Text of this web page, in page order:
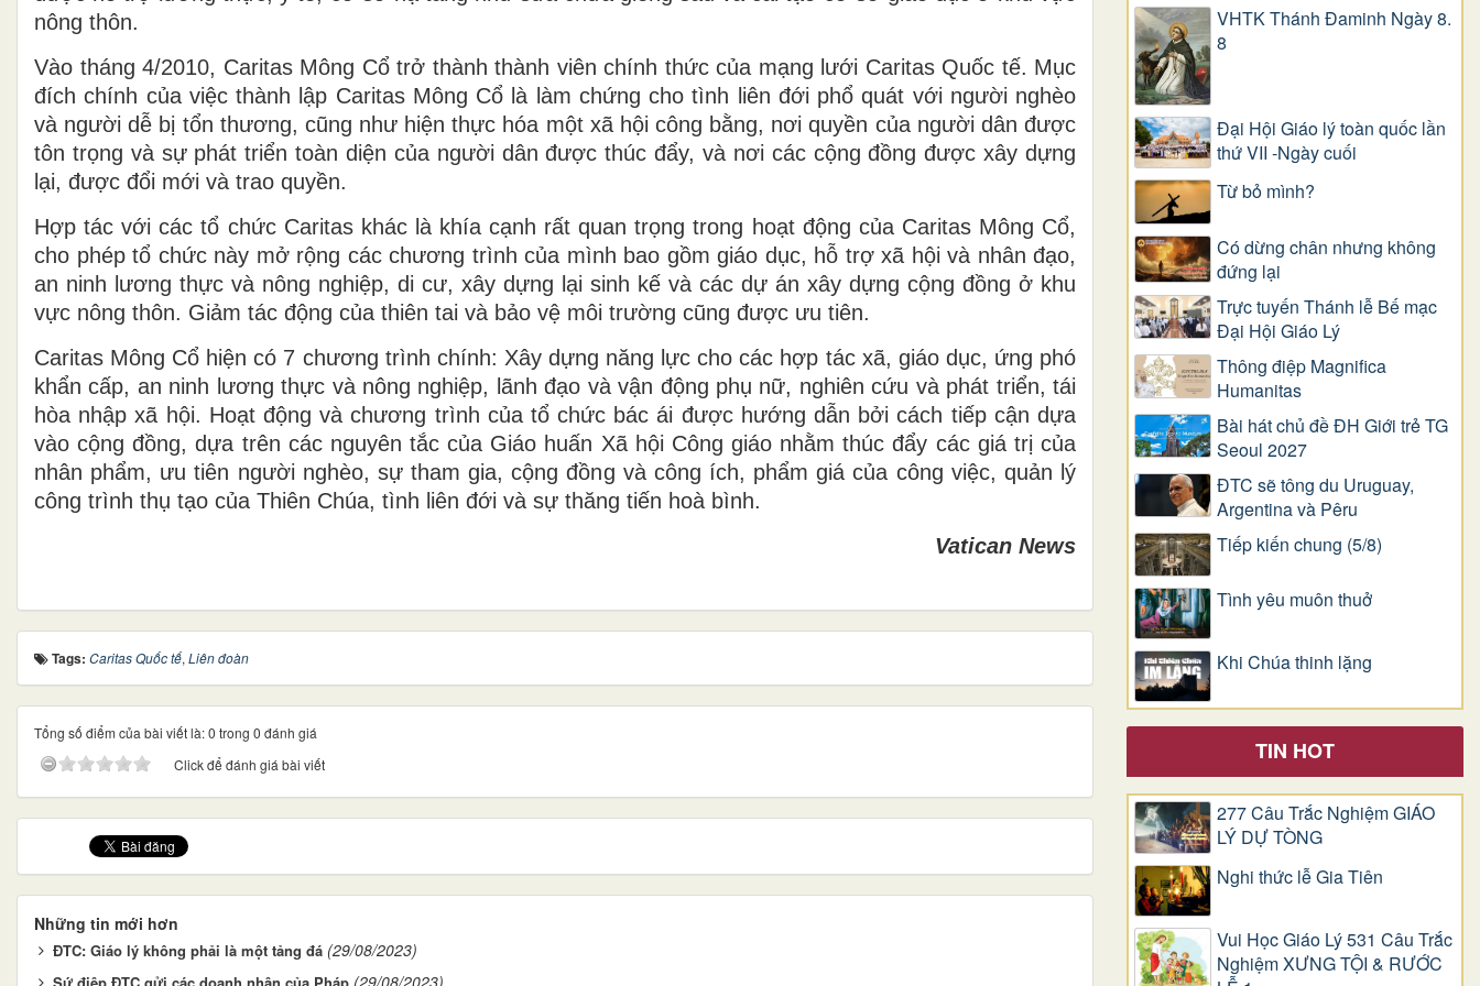
nông thôn.
Vào tháng 4/2010, Caritas Mông Cổ trở thành thành viên chính thức của mạng lưới Caritas Quốc tế. Mục
đích chính của việc thành lập Caritas Mông Cổ là làm chứng cho tình liên đới phổ quát với người nghèo
và người dễ bị tổn thương, cũng như hiện thực hóa một xã hội công bằng, nơi quyền của người dân được
tôn trọng và sự phát triển toàn diện của người dân được thúc đẩy, và nơi các cộng đồng được xây dựng
lại, được đổi mới và trao quyền.
Hợp tác với các tổ chức Caritas khác là khía cạnh rất quan trọng trong hoạt động của Caritas Mông Cổ,
cho phép tổ chức này mở rộng các chương trình của mình bao gồm giáo dục, hỗ trợ xã hội và nhân đạo,
an ninh lương thực và nông nghiệp, di cư, xây dựng lại sinh kế và các dự án xây dựng cộng đồng ở khu
vực nông thôn. Giảm tác động của thiên tai và bảo vệ môi trường cũng được ưu tiên.
Caritas Mông Cổ hiện có 7 chương trình chính: Xây dựng năng lực cho các hợp tác xã, giáo dục, ứng phó
khẩn cấp, an ninh lương thực và nông nghiệp, lãnh đạo và vận động phụ nữ, nghiên cứu và phát triển, tái
hòa nhập xã hội. Hoạt động và chương trình của tổ chức bác ái được hướng dẫn bởi cách tiếp cận dựa
vào cộng đồng, dựa trên các nguyên tắc của Giáo huấn Xã hội Công giáo nhằm thúc đẩy các giá trị của
nhân phẩm, ưu tiên người nghèo, sự tham gia, cộng đồng và công ích, phẩm giá của công việc, quản lý
công trình thụ tạo của Thiên Chúa, tình liên đới và sự thăng tiến hoà bình.
Vatican News
Tags: Caritas Quốc tế, Liên đoàn
Tổng số điểm của bài viết là: 0 trong 0 đánh giá
Click để đánh giá bài viết
Những tin mới hơn
ĐTC: Giáo lý không phải là một tảng đá (29/08/2023)
VHTK Thánh Đaminh Ngày 8.
8
Đại Hội Giáo lý toàn quốc lần
thứ VII -Ngày cuối
Từ bỏ mình?
Có dừng chân nhưng không
đứng lại
Trực tuyến Thánh lễ Bế mạc
Đại Hội Giáo Lý
Thông điệp Magnifica
Humanitas
Bài hát chủ đề ĐH Giới trẻ TG
Seoul 2027
ĐTC sẽ tông du Uruguay,
Argentina và Pêru
Tiếp kiến chung (5/8)
Tình yêu muôn thuở
Khi Chúa thinh lặng
TIN HOT
277 Câu Trắc Nghiệm GIÁO
LÝ DỰ TÒNG
Nghi thức lễ Gia Tiên
Vui Học Giáo Lý 531 Câu Trắc
Nghiệm XƯNG TỘI & RƯỚC